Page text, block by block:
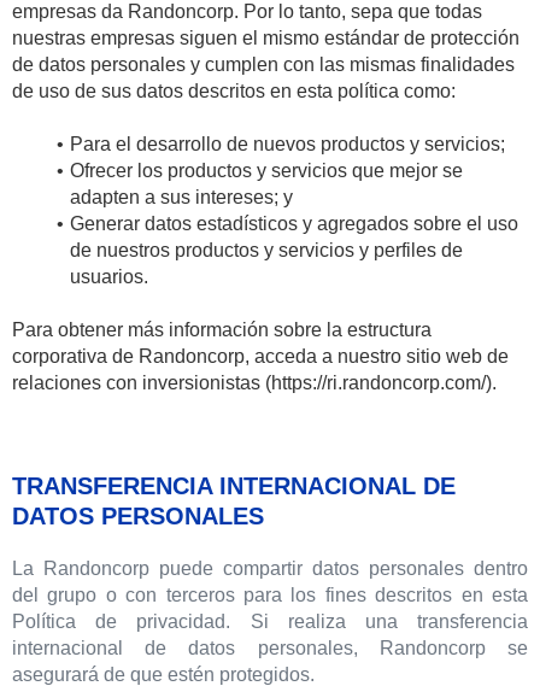
empresas da Randoncorp. Por lo tanto, sepa que todas
nuestras empresas siguen el mismo estándar de protección
de datos personales y cumplen con las mismas finalidades
de uso de sus datos descritos en esta política como:
Para el desarrollo de nuevos productos y servicios;
Ofrecer los productos y servicios que mejor se
adapten a sus intereses; y
Generar datos estadísticos y agregados sobre el uso
de nuestros productos y servicios y perfiles de
usuarios.
Para obtener más información sobre la estructura
corporativa de Randoncorp, acceda a nuestro sitio web de
relaciones con inversionistas (https://ri.randoncorp.com/).
TRANSFERENCIA INTERNACIONAL DE
DATOS PERSONALES
La Randoncorp puede compartir datos personales dentro
del grupo o con terceros para los fines descritos en esta
Política de privacidad. Si realiza una transferencia
internacional de datos personales, Randoncorp se
asegurará de que estén protegidos.